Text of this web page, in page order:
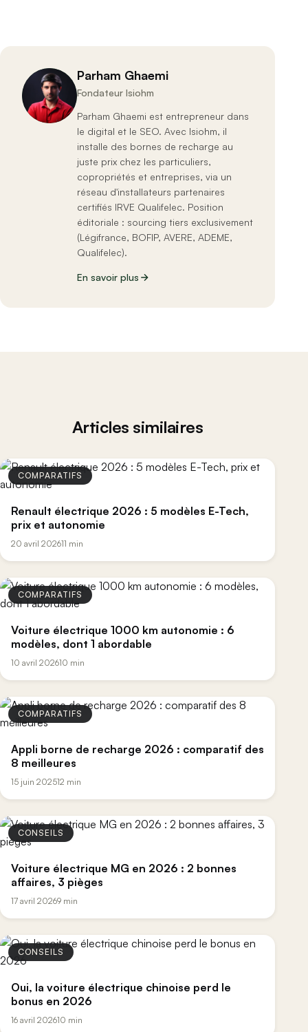
Parham Ghaemi
Fondateur Isiohm
Parham Ghaemi est entrepreneur dans
le digital et le SEO. Avec Isiohm, il
installe des bornes de recharge au
juste prix chez les particuliers,
copropriétés et entreprises, via un
réseau d'installateurs partenaires
certifiés IRVE Qualifelec. Position
éditoriale : sourcing tiers exclusivement
(Légifrance, BOFIP, AVERE, ADEME,
Qualifelec).
En savoir plus
Articles similaires
COMPARATIFS
Renault électrique 2026 : 5 modèles E-Tech,
prix et autonomie
20 avril 202611 min
COMPARATIFS
Voiture électrique 1000 km autonomie : 6
modèles, dont 1 abordable
10 avril 202610 min
COMPARATIFS
Appli borne de recharge 2026 : comparatif des
8 meilleures
15 juin 202512 min
CONSEILS
Voiture électrique MG en 2026 : 2 bonnes
affaires, 3 pièges
17 avril 20269 min
CONSEILS
Oui, la voiture électrique chinoise perd le
bonus en 2026
16 avril 202610 min